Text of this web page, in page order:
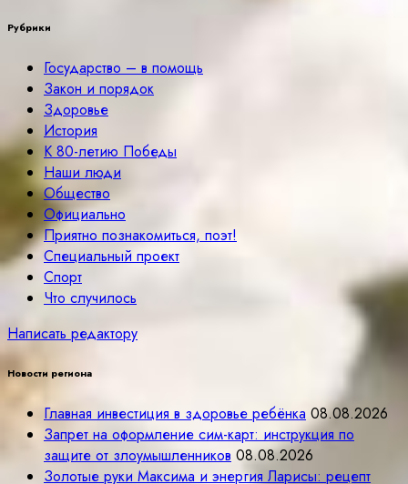
Рубрики
Государство – в помощь
Закон и порядок
Здоровье
История
К 80-летию Победы
Наши люди
Общество
Официально
Приятно познакомиться, поэт!
Специальный проект
Спорт
Что случилось
Написать редактору
Новости региона
Главная инвестиция в здоровье ребёнка 08.08.2026
Запрет на оформление сим-карт: инструкция по
защите от злоумышленников 08.08.2026
Золотые руки Максима и энергия Ларисы: рецепт